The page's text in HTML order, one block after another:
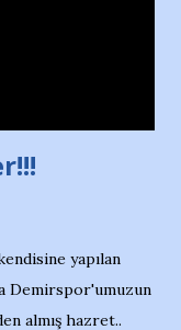
1973 – 1975
girdiği
yapılan
Demirspor'umuzun
almış hazret..